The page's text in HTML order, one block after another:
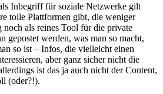
Inbegriff für soziale Netzwerke gilt
tolle Plattformen gibt, die weniger
als reines Tool für die private
gepostet werden, was man so macht,
so ist – Infos, die vielleicht einen
aber ganz sicher nicht die
ist das ja auch nicht der Content,
(oder?!).